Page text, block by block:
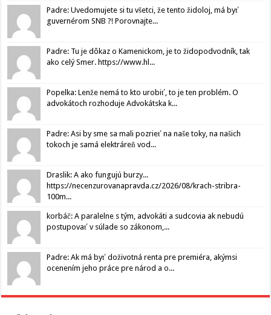
Padre: Uvedomujete si tu všetci, že tento židoloj, má byť
guvernérom SNB ?! Porovnajte...
Padre: Tu je dôkaz o Kamenickom, je to židopodvodník, tak
ako celý Smer. https://www.hl...
Popelka: Lenže nemá to kto urobiť, to je ten problém. O
advokátoch rozhoduje Advokátska k...
Padre: Asi by sme sa mali pozrieť na naše toky, na našich
tokoch je samá elektráreň vod...
Draslik: A ako fungujú burzy...
https://necenzurovanapravda.cz/2026/08/krach-stribra-
100m...
korbáč: A paralelne s tým, advokáti a sudcovia ak nebudú
postupovať v súlade so zákonom,...
Padre: Ak má byť doživotná renta pre premiéra, akýmsi
ocenením jeho práce pre národ a o...